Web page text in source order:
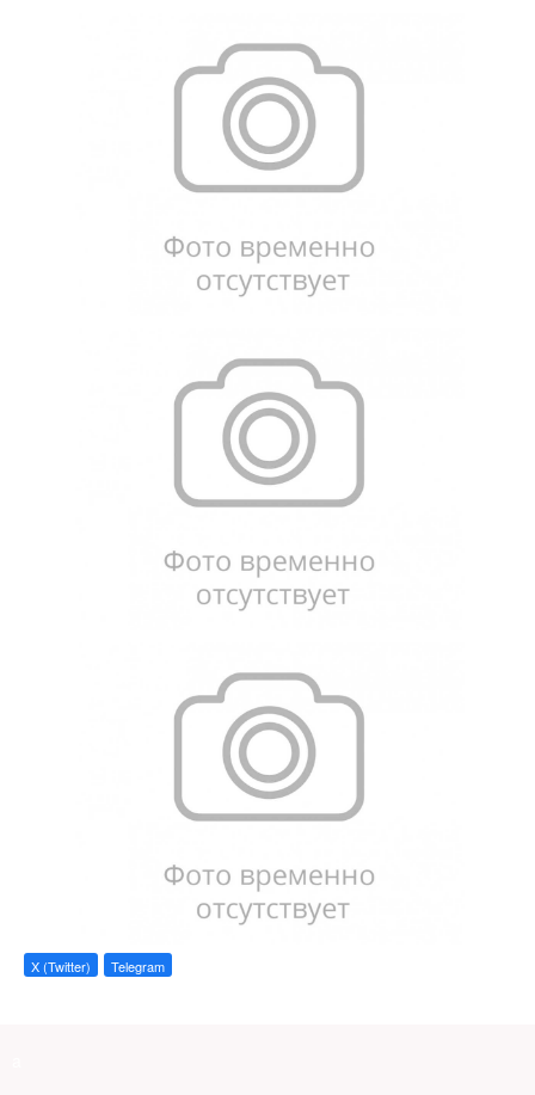
X (Twitter) Telegram